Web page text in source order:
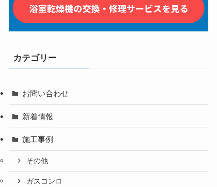
カテゴリー
お問い合わせ
新着情報
施工事例
その他
ガスコンロ